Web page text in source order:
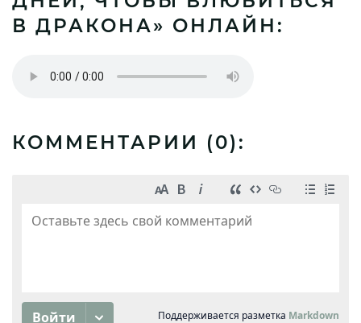
В ДРАКОНА» ОНЛАЙН:
КОММЕНТАРИИ (0):